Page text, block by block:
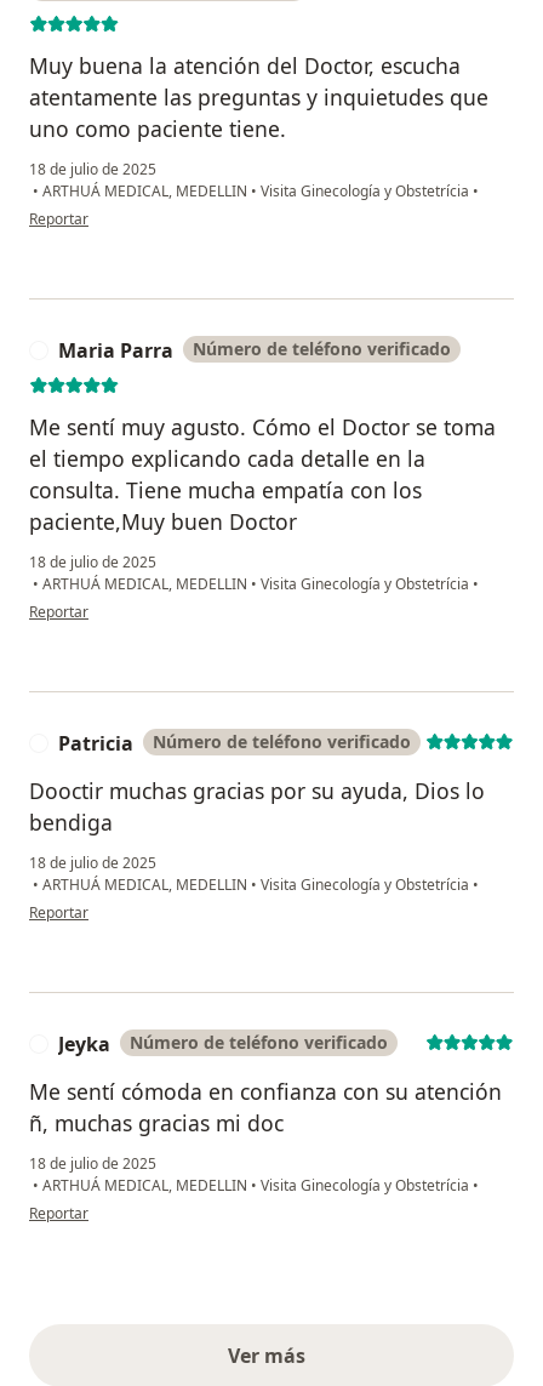
Muy buena la atención del Doctor, escucha
atentamente las preguntas y inquietudes que
uno como paciente tiene.
18 de julio de 2025
• ARTHUÁ MEDICAL, MEDELLIN • Visita Ginecología y Obstetrícia •
en opinión del usuario Louis David mosquera
Reportar
Maria Parra Número de teléfono verificado
Me sentí muy agusto. Cómo el Doctor se toma
el tiempo explicando cada detalle en la
consulta. Tiene mucha empatía con los
paciente,Muy buen Doctor
18 de julio de 2025
• ARTHUÁ MEDICAL, MEDELLIN • Visita Ginecología y Obstetrícia •
en opinión del usuario Maria Parra
Reportar
Patricia Número de teléfono verificado
Dooctir muchas gracias por su ayuda, Dios lo
bendiga
18 de julio de 2025
• ARTHUÁ MEDICAL, MEDELLIN • Visita Ginecología y Obstetrícia •
en opinión del usuario Patricia
Reportar
Jeyka Número de teléfono verificado
Me sentí cómoda en confianza con su atención
ñ, muchas gracias mi doc
18 de julio de 2025
• ARTHUÁ MEDICAL, MEDELLIN • Visita Ginecología y Obstetrícia •
en opinión del usuario Jeyka
Reportar
Ver másopiniones anteriores